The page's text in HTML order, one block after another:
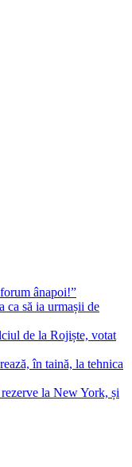
ânapoi!”
ca să ia urmașii de
de la Rojiște, votat
în taină, la tehnica
la New York, și